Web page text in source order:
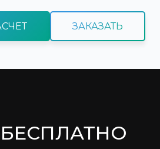
ЗАКАЗАТЬ